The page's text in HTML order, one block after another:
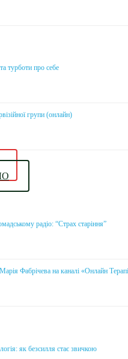
турботи про себе
групи (онлайн)
радіо: “Страх старіння”
Фабрічева на каналі «Онлайн
як безсилля стає звичкою